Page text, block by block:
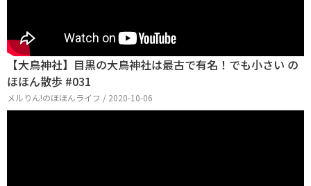
【大鳥神社】目黒の大鳥神社は最古で有名！でも小さい の
ほほん散歩 #031
メルりん!のほほんライフ / 2020-10-06